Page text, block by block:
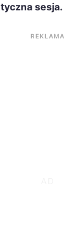
sesja.
REKLAMA